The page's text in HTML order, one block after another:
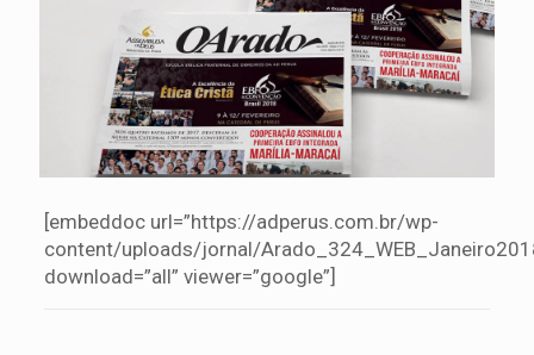
[embeddoc url=”https://adperus.com.br/wp-
content/uploads/jornal/
download=”all” viewer=”google”]